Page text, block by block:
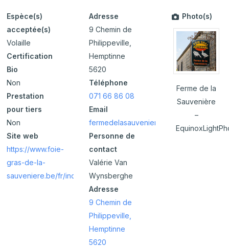
Espèce(s)
acceptée(s)
Volaille
Certification
Bio
Non
Prestation
pour tiers
Non
Site web
https://www.foie-
gras-de-la-
sauveniere.be/fr/index.php
Adresse
9 Chemin de
Philippeville,
Hemptinne
5620
Téléphone
071 66 86 08
Email
fermedelasauveniere@hotmail.com
Personne de
contact
Valérie Van
Wynsberghe
Adresse
9 Chemin de
Philippeville,
Hemptinne
5620
Photo(s)
Ferme de la
Sauvenière
–